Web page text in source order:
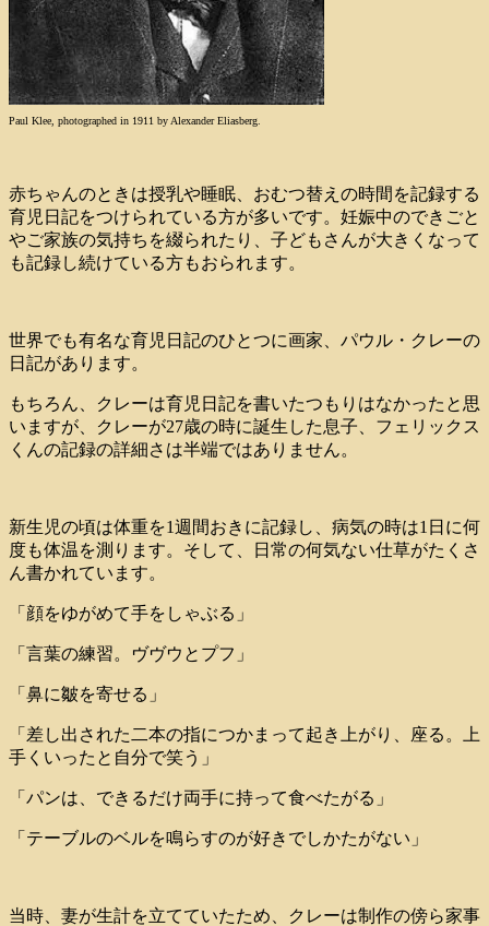
Paul Klee, photographed in 1911 by Alexander Eliasberg.
赤ちゃんのときは授乳や睡眠、おむつ替えの時間を記録する
育児日記をつけられている方が多いです。妊娠中のできごと
やご家族の気持ちを綴られたり、子どもさんが大きくなって
も記録し続けている方もおられます。
世界でも有名な育児日記のひとつに画家、パウル・クレーの
日記があります。
もちろん、クレーは育児日記を書いたつもりはなかったと思
いますが、クレーが27歳の時に誕生した息子、フェリックス
くんの記録の詳細さは半端ではありません。
新生児の頃は体重を1週間おきに記録し、病気の時は1日に何
度も体温を測ります。そして、日常の何気ない仕草がたくさ
ん書かれています。
「顔をゆがめて手をしゃぶる」
「言葉の練習。ヴヴウとプフ」
「鼻に皺を寄せる」
「差し出された二本の指につかまって起き上がり、座る。上
手くいったと自分で笑う」
「パンは、できるだけ両手に持って食べたがる」
「テーブルのベルを鳴らすのが好きでしかたがない」
当時、妻が生計を立てていたため、クレーは制作の傍ら家事